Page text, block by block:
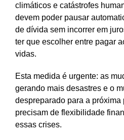
climáticos e catástrofes
devem poder pausar
de dívida sem incorrer em
ter que escolher entre pagar
vidas.
Esta medida é urgente: as
gerando mais desastres e o
despreparado para a
precisam de flexibilidade
essas crises.